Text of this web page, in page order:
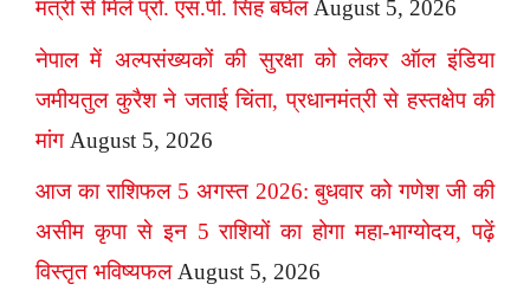
मंत्री से मिले प्रो. एस.पी. सिंह बघेल August 5, 2026
नेपाल में अल्पसंख्यकों की सुरक्षा को लेकर ऑल इंडिया
जमीयतुल कुरैश ने जताई चिंता, प्रधानमंत्री से हस्तक्षेप की
मांग August 5, 2026
आज का राशिफल 5 अगस्त 2026: बुधवार को गणेश जी की
असीम कृपा से इन 5 राशियों का होगा महा-भाग्योदय, पढ़ें
विस्तृत भविष्यफल August 5, 2026